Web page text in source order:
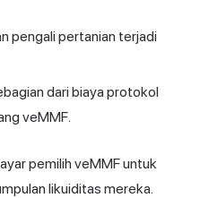
pengali pertanian terjadi
dari biaya protokol
veMMF.
pemilih veMMF untuk
likuiditas mereka.